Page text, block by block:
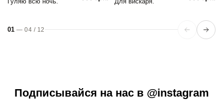
01 —04 / 12
Подписывайся на нас в @instagram